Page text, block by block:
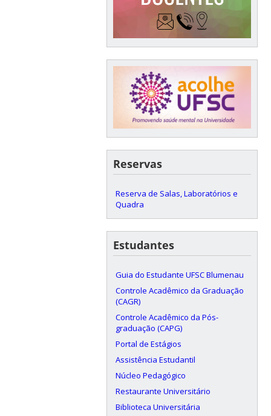
Reservas
Reserva de Salas, Laboratórios e
Quadra
Estudantes
Guia do Estudante UFSC Blumenau
Controle Acadêmico da Graduação
(CAGR)
Controle Acadêmico da Pós-
graduação (CAPG)
Portal de Estágios
Assistência Estudantil
Núcleo Pedagógico
Restaurante Universitário
Biblioteca Universitária